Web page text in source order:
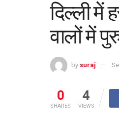
दिल्ली में
वालों में
by suraj
0
SHARES
4
VIEWS